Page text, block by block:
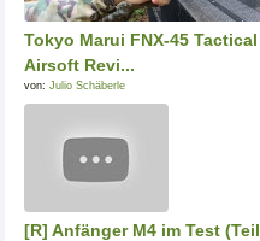
Tokyo Marui FNX-45 Tactical
Airsoft Revi...
von: Julio Schäberle
[R] Anfänger M4 im Test (Teil